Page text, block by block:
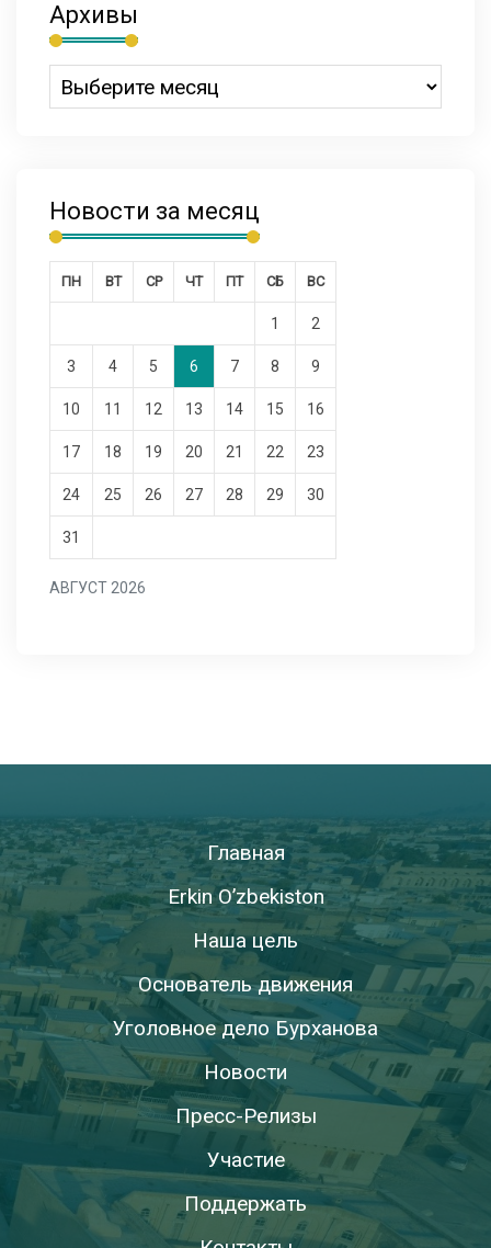
Архивы
Новости за месяц
АВГУСТ 2026
ПН ВТ СР ЧТ ПТ СБ ВС
1 2
3 4 5 6 7 8 9
10 11 12 13 14 15 16
17 18 19 20 21 22 23
24 25 26 27 28 29 30
31
Главная
Erkin O’zbekiston
Наша цель
Основатель движения
Уголовное дело Бурханова
Новости
Пресс-Релизы
Участие
Поддержать